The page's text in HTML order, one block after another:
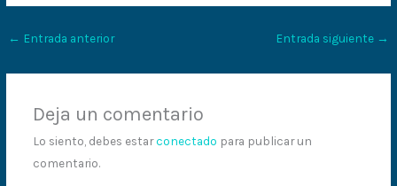
← Entrada anterior Entrada siguiente →
Deja un comentario
Lo siento, debes estarconectado para publicar un
comentario.